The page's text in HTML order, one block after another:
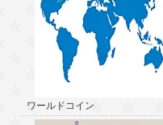
ワールドコイン